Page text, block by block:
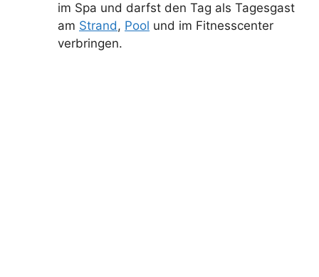
im Spa und darfst den Tag als Tagesgast
am Strand, Pool und im Fitnesscenter
verbringen.